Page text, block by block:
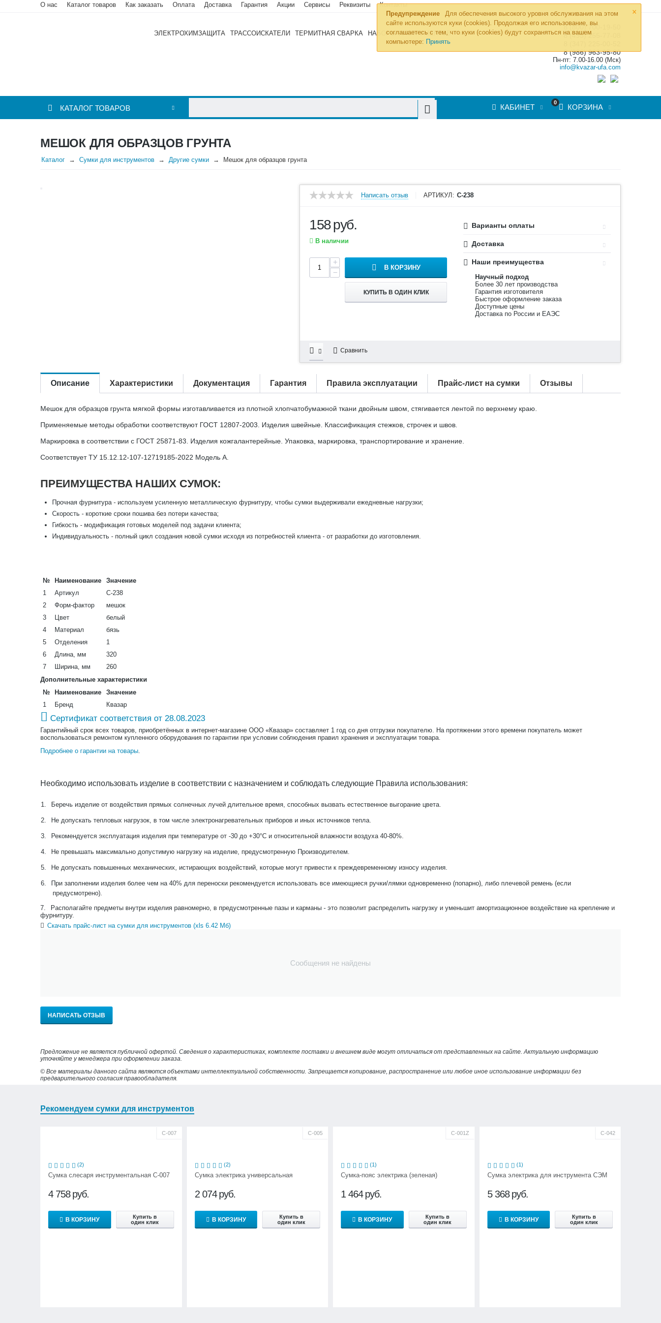
×
Предупреждение
Для обеспечения высокого уровня обслуживания на этом
сайте используются куки (cookies). Продолжая его использование, вы
соглашаетесь с тем, что куки (cookies) будут сохраняться на вашем
компьютере: Принять
О нас Каталог товаров Как заказать Оплата Доставка Гарантия Акции Сервисы Реквизиты Контакты
ЭЛЕКТРОХИМЗАЩИТА ТРАССОИСКАТЕЛИ ТЕРМИТНАЯ СВАРКА НАБОРЫ ИНСТРУМЕНТОВ »
8 (800) 700-19-50
8 (495) 255-77-08
8 (986) 963-95-80
Пн-пт: 7.00-16.00 (Мск)
info@kvazar-ufa.com
КАТАЛОГ ТОВАРОВ
0
КОРЗИНА
КАБИНЕТ
МЕШОК ДЛЯ ОБРАЗЦОВ ГРУНТА
Каталог Сумки для инструментов Другие сумки Мешок для образцов грунта
Написать отзыв АРТИКУЛ: С-238
158руб.
В наличии
+
−
В КОРЗИНУ
КУПИТЬ В ОДИН КЛИК
Варианты оплаты
Доставка
Наши преимущества
Научный подход
Более 30 лет производства
Гарантия изготовителя
Быстрое оформление заказа
Доступные цены
Доставка по России и ЕАЭС
Сравнить
Описание Характеристики Документация Гарантия Правила эксплуатации Прайс-лист на сумки Отзывы
Мешок для образцов грунта мягкой формы изготавливается из плотной хлопчатобумажной ткани двойным швом, стягивается лентой по верхнему краю.
Применяемые методы обработки соответствуют ГОСТ 12807-2003. Изделия швейные. Классификация стежков, строчек и швов.
Маркировка в соответствии с ГОСТ 25871-83. Изделия кожгалантерейные. Упаковка, маркировка, транспортирование и хранение.
Соответствует ТУ 15.12.12-107-12719185-2022 Модель А.
ПРЕИМУЩЕСТВА НАШИХ СУМОК:
Прочная фурнитура - используем усиленную металлическую фурнитуру, чтобы сумки выдерживали ежедневные нагрузки;
Скорость - короткие сроки пошива без потери качества;
Гибкость - модификация готовых моделей под задачи клиента;
Индивидуальность - полный цикл создания новой сумки исходя из потребностей клиента - от разработки до изготовления.
№ Наименование
Значение
1
Артикул
С-238
2
Форм-фактор
мешок
3
Цвет
белый
4
Материал
бязь
5
Отделения
1
6
Длина, мм
320
7
Ширина, мм
260
Дополнительные характеристики
№
Наименование
Значение
1
Бренд Квазар
Сертификат соответствия от 28.08.2023
Гарантийный срок всех товаров, приобретённых в интернет-магазине ООО «Квазар» составляет 1 год со дня отгрузки покупателю. На протяжении этого времени покупатель может
воспользоваться ремонтом купленного оборудования по гарантии при условии соблюдения правил хранения и эксплуатации товара.
Подробнее о гарантии на товары
Необходимо использовать изделие в соответствии с назначением и соблюдать следующие Правила использования:
1. Беречь изделие от воздействия прямых солнечных лучей длительное время, способных вызвать естественное выгорание цвета.
2. Не допускать тепловых нагрузок, в том числе электронагревательных приборов и иных источников тепла.
3. Рекомендуется эксплуатация изделия при температуре от -30 до +30°С и относительной влажности воздуха 40-80%.
4. Не превышать максимально допустимую нагрузку на изделие, предусмотренную Производителем.
5. Не допускать повышенных механических, истирающих воздействий, которые могут привести к преждевременному износу изделия.
6.
При заполнении изделия более чем на 40% для переноски рекомендуется использовать все имеющиеся ручки/лямки одновременно (попарно), либо плечевой ремень (если
предусмотрено).
7.
Располагайте предметы внутри изделия равномерно, в предусмотренные пазы и карманы - это позволит распределить нагрузку и уменьшит амортизационное воздействие на крепление и
фурнитуру.
Скачать прайс-лист на сумки для инструментов (xls 6.42 Мб)
Сообщения не найдены
НАПИСАТЬ ОТЗЫВ
Предложение не является публичной офертой. Сведения о характеристиках, комплекте поставки и внешнем виде могут отличаться от представленных на сайте. Актуальную информацию
уточняйте у менеджера при оформлении заказа.
© Все материалы данного сайта являются объектами интеллектуальной собственности. Запрещается копирование, распространение или любое иное использование информации без
предварительного согласия правообладателя.
Рекомендуем сумки для инструментов
С-007
(2)
Сумка слесаря инструментальная С-007
4 758 руб.
В КОРЗИНУ
Купить в
один клик
С-005
(2)
Сумка электрика универсальная
2 074 руб.
В КОРЗИНУ
Купить в
один клик
С-001Z
(1)
Сумка-пояс электрика (зеленая)
1 464 руб.
В КОРЗИНУ
Купить в
один клик
С-042
(1)
Сумка электрика для инструмента СЭМ
5 368 руб.
В КОРЗИНУ
Купить в
один клик